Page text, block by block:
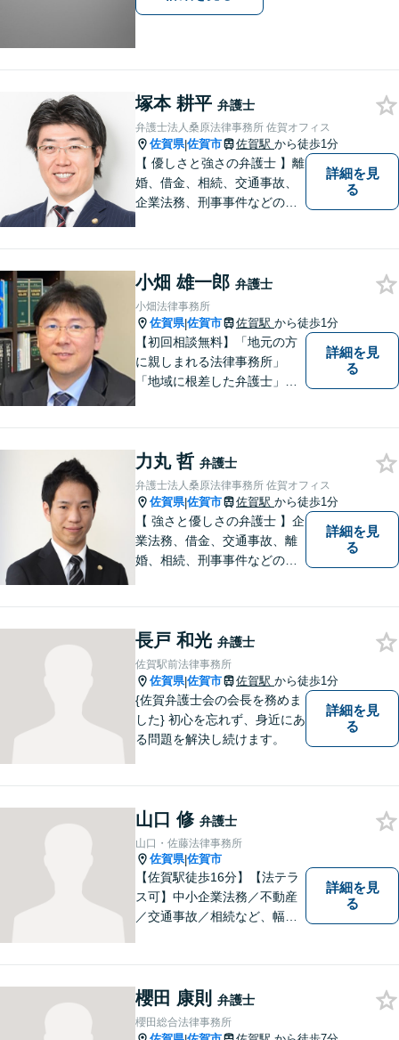
塚本 耕平 弁護士
弁護士法人桑原法律事務所 佐賀オフィス
佐賀県|佐賀市 佐賀駅 から徒歩1分
【 優しさと強さの弁護士 】離
婚、借金、相続、交通事故、
企業法務、刑事事件などのご
なリーガルサービスを提供い
たします。
詳細を見
る
小畑 雄一郎 弁護士
小畑法律事務所
佐賀県|佐賀市 佐賀駅 から徒歩1分
【初回相談無料】「地元の方
に親しまれる法律事務所」
「地域に根差した弁護士」を
など幅広く対応しております
ので、まずはお気軽にご相談
下さい。【JR佐賀駅1分】
【子連れ相談可】
詳細を見
る
力丸 哲 弁護士
弁護士法人桑原法律事務所 佐賀オフィス
佐賀県|佐賀市 佐賀駅 から徒歩1分
【 強さと優しさの弁護士 】企
業法務、借金、交通事故、離
婚、相続、刑事事件などのご
なリーガルサービスを提供い
たします。
詳細を見
る
長戸 和光 弁護士
佐賀駅前法律事務所
佐賀県|佐賀市 佐賀駅 から徒歩1分
{佐賀弁護士会の会長を務めま
した} 初心を忘れず、身近にあ
る問題を解決し続けます。
詳細を見
る
山口 修 弁護士
山口・佐藤法律事務所
佐賀県|佐賀市
【佐賀駅徒歩16分】【法テラ
ス可】中小企業法務／不動産
／交通事故／相続など、幅広
す。まずはお気軽にご相談く
ださい。【初回面談無料】
詳細を見
る
櫻田 康則 弁護士
櫻田総合法律事務所